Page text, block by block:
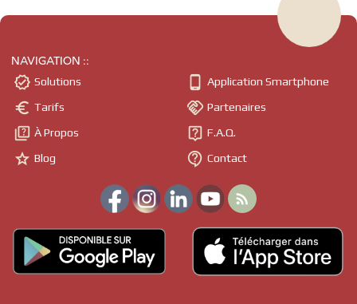
NAVIGATION ::
 Solutions
 Tarifs
 À Propos
 Blog
 Application Smartphone
 Partenaires
 F.A.Q.
 Contact
